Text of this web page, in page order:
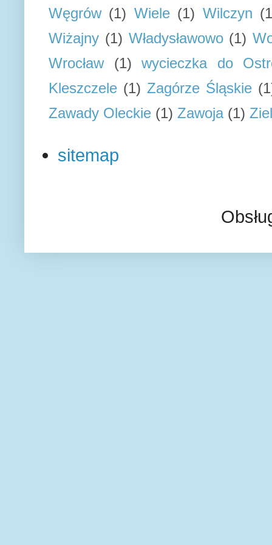
Węgrów (1) Wiele (1) Wilczyn
Wiżajny (1) Władysławowo (1)
Wrocław
(1)
wycieczka do
Kleszczele (1) Zagórze Śląskie
Zawady Oleckie (1) Zawoja (1)
sitemap